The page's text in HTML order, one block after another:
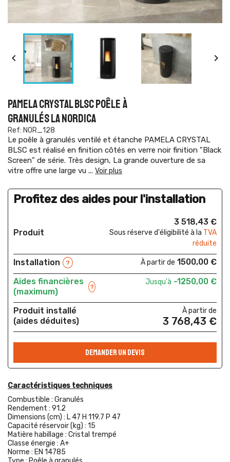
 
PAMELA CRYSTAL BLSC POÊLE À
GRANULÉS LA NORDICA
Ref: NOR_128
Le poêle à granulés ventilé et étanche PAMELA CRYSTAL
BLSC est réalisé en finition côtés en verre noir finition "Black
Screen" de série. Très design, La grande ouverture de sa
vitre offre une large vu ... Voir plus
Profitez des aides pour l'installation
Produit
3 518,43 €
Sous réserve d'éligibilité à la TVA
réduite
Installation ? À partir de 1500,00 €
Aides financières
(maximum)
?
Jusqu'à -1250,00 €
Produit installé
(aides déduites)
À partir de
3 768,43 €
DEMANDER UN DEVIS
Caractéristiques techniques
Combustible : Granulés
Rendement : 91.2
Dimensions (cm) : L 47 H 119.7 P 47
Capacité réservoir (kg) : 15
Matière habillage : Cristal trempé
Classe énergie : A+
Norme : EN 14785